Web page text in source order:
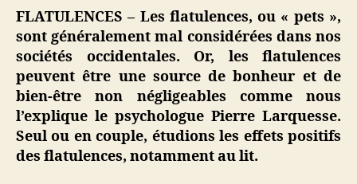
le
lit
:
du
bonheur
partagé
!
FLATULENCES – Les flatulences, ou « pets »,
sont généralement mal considérées dans nos
sociétés occidentales. Or, les flatulences
peuvent être une source de bonheur et de
bien-être non négligeables comme nous
l’explique le psychologue Pierre Larquesse.
Seul ou en couple, étudions les effets positifs
des flatulences, notamment au lit.